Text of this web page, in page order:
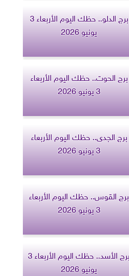
برج الدلو.. حظك اليوم الأربعاء 3
يونيو 2026
برج الحوت.. حظك اليوم الأربعاء
3 يونيو 2026
برج الجدى.. حظك اليوم الأربعاء
3 يونيو 2026
برج القوس.. حظك اليوم الأربعاء
3 يونيو 2026
برج الأسد.. حظك اليوم الأربعاء 3
يونيو 2026